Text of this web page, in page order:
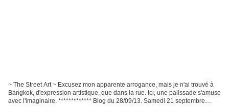
~ The Street Art ~ Excusez mon apparente arrogance, mais je n'ai trouvé à
Bangkok, d'expression artistique, que dans la rue. Ici, une palissade s'amuse
avec l'imaginaire. ************* Blog du 28/09/13. Samedi 21 septembre